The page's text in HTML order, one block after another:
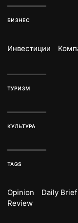
БИЗНЕС
Инвестиции
ТУРИЗМ
КУЛЬТУРА
TAGS
Opinion Daily Brief
Review